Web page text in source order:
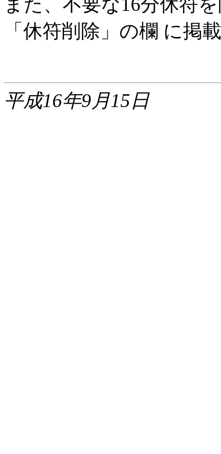
また、不要な16分休符
「休符削除」の欄 に掲
平成16年9月15日